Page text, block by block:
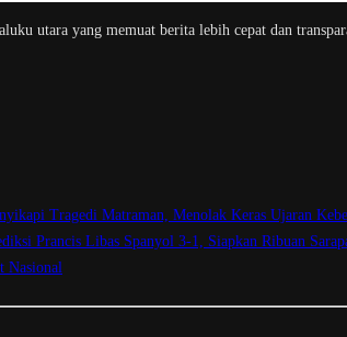
utara yang memuat berita lebih cepat dan
Tragedi Matraman, Menolak Keras Ujaran
Prancis Libas Spanyol 3-1, Siapkan Ribuan
Nasional